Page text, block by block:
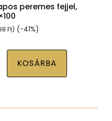
peremes fejjel,
Ft) (-41%)
KOSÁRBA